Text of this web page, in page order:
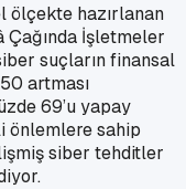
ölçekte hazırlanan
Çağında İşletmeler
suçların finansal
artması
69’u yapay
önlemlere sahip
siber tehditler